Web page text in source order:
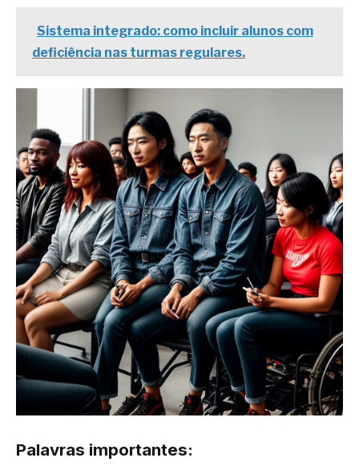
Sistema integrado: como incluir alunos com
deficiência nas turmas regulares.
Palavras importantes: